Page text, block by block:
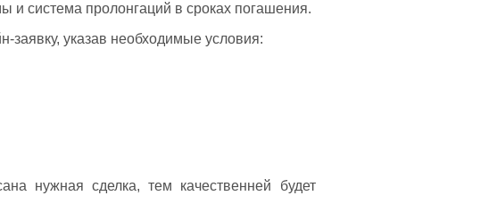
и система пролонгаций в сроках погашения.
заявку, указав необходимые условия:
нужная сделка, тем качественней будет